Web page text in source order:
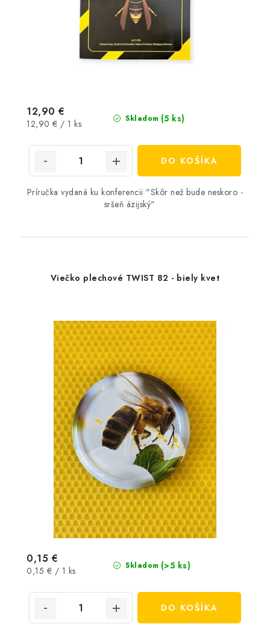
Skladom (5 ks)
12,90 €
Jednotková
12,90 € / 1 ks
DO KOŠÍKA
Príručka vydaná ku konferencii "Skôr než bude neskoro -
sršeň ázijský"
Viečko plechové TWIST 82 - biely kvet
Skladom (>5 ks)
0,15 €
Jednotková
0,15 € / 1 ks
DO KOŠÍKA